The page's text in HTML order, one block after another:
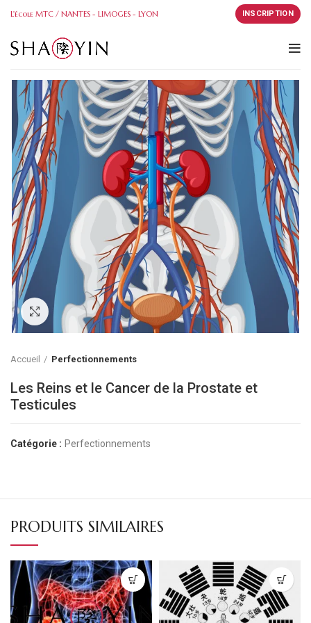
L'école MTC / NANTES - LIMOGES - LYON INSCRIPTION
Click to enlarge
Accueil Perfectionnements
Les Reins et le Cancer de la Prostate et
Testicules
Catégorie : Perfectionnements
PRODUITS SIMILAIRES